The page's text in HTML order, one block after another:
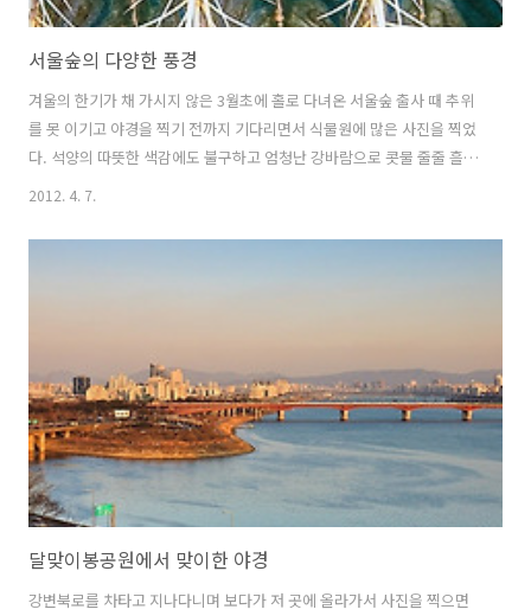
서울숲의 다양한 풍경
겨울의 한기가 채 가시지 않은 3월초에 홀로 다녀온 서울숲 출사 때 추위
를 못 이기고 야경을 찍기 전까지 기다리면서 식물원에 많은 사진을 찍었
다. 석양의 따뜻한 색감에도 불구하고 엄청난 강바람으로 콧물 줄줄 흘리
며 담았는데 특히나 바람 때문에 대부분의 사진들이 흔들려서 남은게 별
2012. 4. 7.
달맞이봉공원에서 맞이한 야경
강변북로를 차타고 지나다니며 보다가 저 곳에 올라가서 사진을 찍으면